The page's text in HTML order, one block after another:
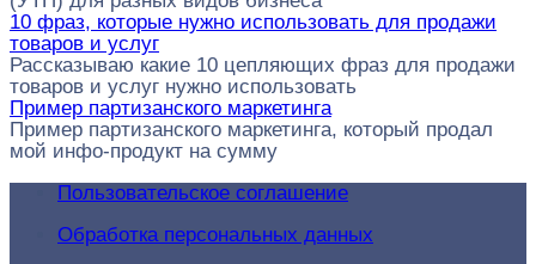
10 фраз, которые нужно использовать для продажи
товаров и услуг
Рассказываю какие 10 цепляющих фраз для продажи
товаров и услуг нужно использовать
Пример партизанского маркетинга
Пример партизанского маркетинга, который продал
мой инфо-продукт на сумму
Пользовательское соглашение
Обработка персональных данных